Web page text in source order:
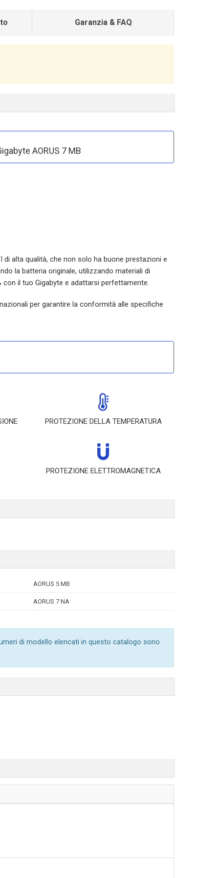
Garanzia & FAQ
AORUS 7 MB
alta qualità, che non solo ha buone prestazioni e
la batteria originale, utilizzando materiali di
il tuo Gigabyte e adattarsi perfettamente.
per garantire la conformità alle specifiche
PROTEZIONE DELLA TEMPERATURA
PROTEZIONE ELETTROMAGNETICA
AORUS 5 MB
AORUS 7 NA
di modello elencati in questo catalogo sono